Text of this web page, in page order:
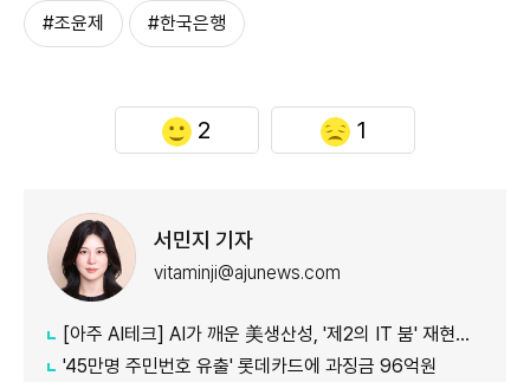
#조윤제 #한국은행
2 1
서민지 기자
vitaminji@ajunews.com
[아주 AI테크] AI가 깨운 美생산성, '제2의 IT 붐' 재현되나
'45만명 주민번호 유출' 롯데카드에 과징금 96억원